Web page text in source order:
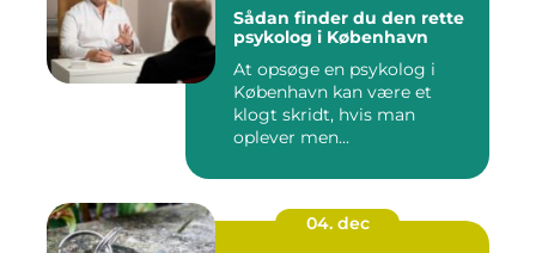
Sådan finder du den rette
psykolog i København
At opsøge en psykolog i
København kan være et
klogt skridt, hvis man
oplever men...
04. dec